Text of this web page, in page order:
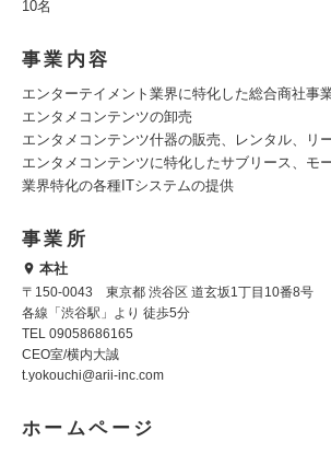
10名
事業内容
エンターテイメント業界に特化した総合商社事
エンタメコンテンツの卸売
エンタメコンテンツ什器の販売、レンタル、リ
エンタメコンテンツに特化したサブリース、モ
業界特化の各種ITシステムの提供
事業所
本社
〒150-0043 東京都 渋谷区 道玄坂1丁目10番8号
各線「渋谷駅」より 徒歩5分
TEL 09058686165
CEO室/横内大誠
t.yokouchi@arii-inc.com
ホームページ